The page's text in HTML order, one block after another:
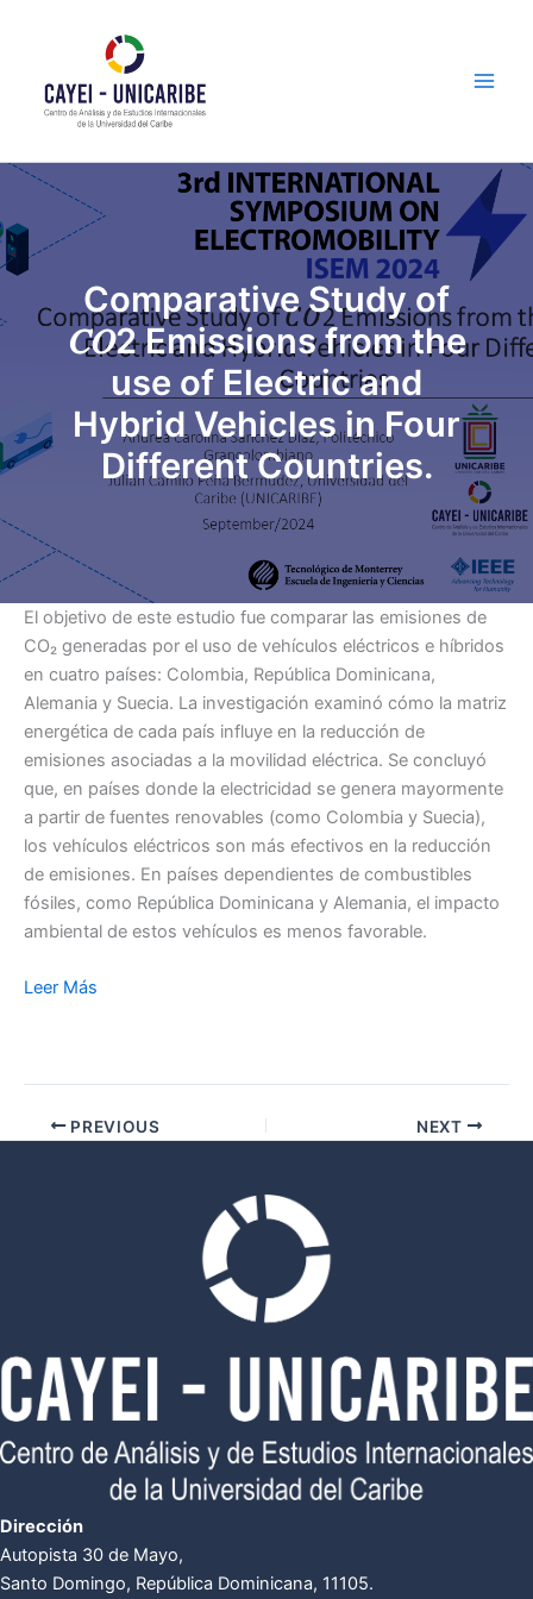
Comparative Study of
𝐶𝑂2 Emissions from the
use of Electric and
Hybrid Vehicles in Four
Different Countries.
El objetivo de este estudio fue comparar las emisiones de
CO₂ generadas por el uso de vehículos eléctricos e híbridos
en cuatro países: Colombia, República Dominicana,
Alemania y Suecia. La investigación examinó cómo la matriz
energética de cada país influye en la reducción de
emisiones asociadas a la movilidad eléctrica. Se concluyó
que, en países donde la electricidad se genera mayormente
a partir de fuentes renovables (como Colombia y Suecia),
los vehículos eléctricos son más efectivos en la reducción
de emisiones. En países dependientes de combustibles
fósiles, como República Dominicana y Alemania, el impacto
ambiental de estos vehículos es menos favorable.
Leer Más
PREVIOUS NEXT
Dirección
Autopista 30 de Mayo,
Santo Domingo, República Dominicana, 11105.